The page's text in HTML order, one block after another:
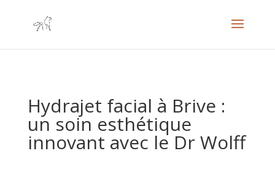
Hydrajet facial à Brive :
un soin esthétique
innovant avec le Dr Wolff